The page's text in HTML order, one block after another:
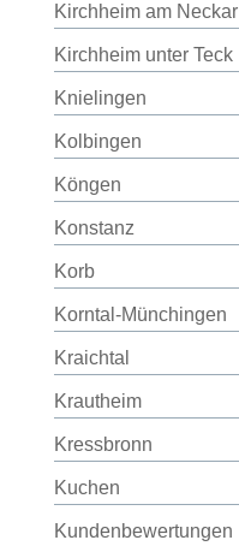
Kirchheim am Neckar
Kirchheim unter Teck
Knielingen
Kolbingen
Köngen
Konstanz
Korb
Korntal-Münchingen
Kraichtal
Krautheim
Kressbronn
Kuchen
Kundenbewertungen